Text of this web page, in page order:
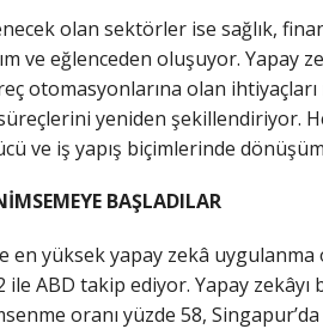
olan sektörler ise sağlık,
ve eğlenceden oluşuyor. Yapay
otomasyonlarına olan
yeniden
ve iş yapış biçimlerinde
BAŞLADILAR
en yüksek yapay zekâ
ile ABD takip ediyor. Yapay
oranı yüzde 58,